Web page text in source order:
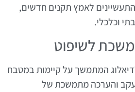
לאמץ תקנים חדשים,
וכלכלי.
לשיפוט
המתמשך על קיימות במטבח
והערכה מתמשכת של